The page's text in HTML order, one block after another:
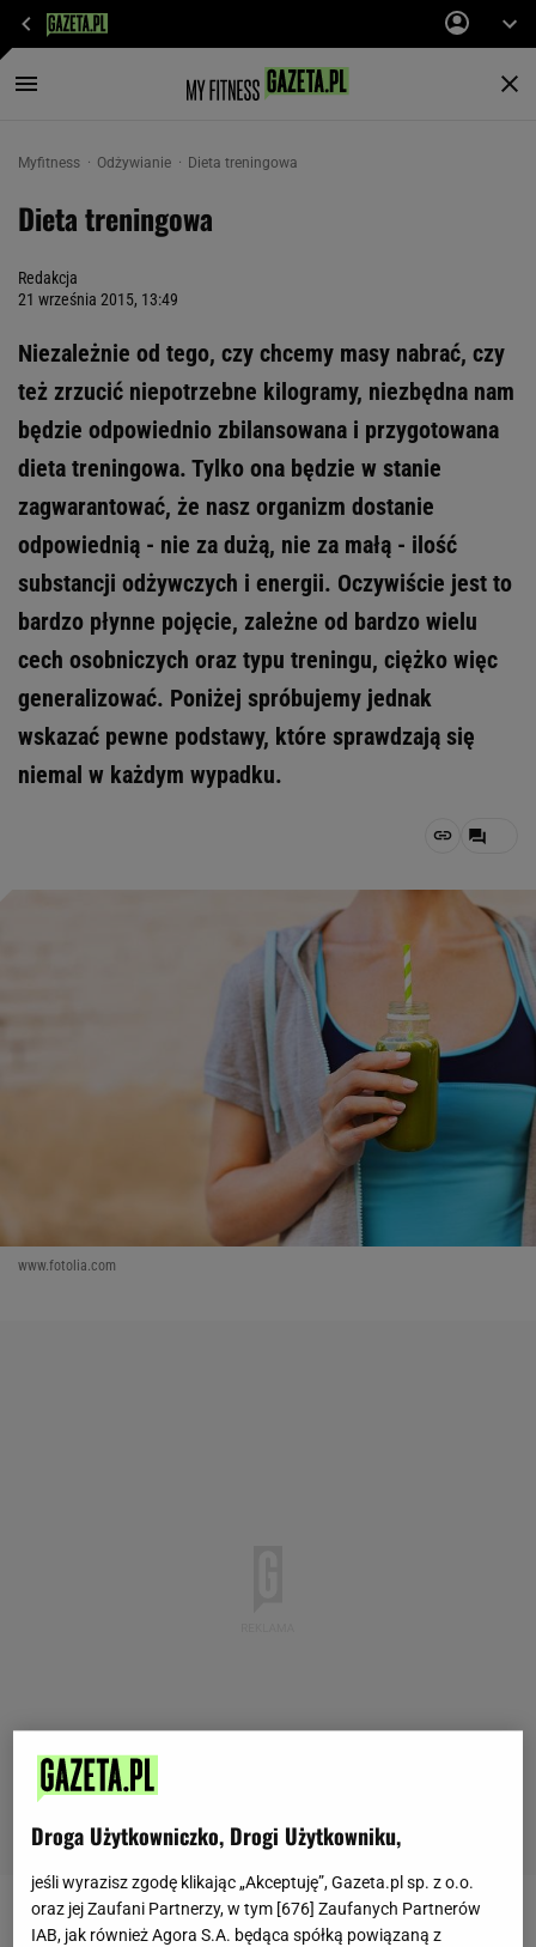
Myfitness Odżywianie Dieta treningowa
Dieta treningowa
Redakcja
21 września 2015, 13:49
Niezależnie od tego, czy chcemy masy nabrać, czy
też zrzucić niepotrzebne kilogramy, niezbędna nam
będzie odpowiednio zbilansowana i przygotowana
dieta treningowa. Tylko ona będzie w stanie
zagwarantować, że nasz organizm dostanie
odpowiednią - nie za dużą, nie za małą - ilość
substancji odżywczych i energii. Oczywiście jest to
bardzo płynne pojęcie, zależne od bardzo wielu
cech osobniczych oraz typu treningu, ciężko więc
generalizować. Poniżej spróbujemy jednak
wskazać pewne podstawy, które sprawdzają się
niemal w każdym wypadku.
www.fotolia.com
Mało ćwiczenia, mało jedzenia
Droga Użytkowniczko, Drogi Użytkowniku,
jeśli wyrazisz zgodę klikając „Akceptuję”, Gazeta.pl sp. z o.o.
oraz jej Zaufani Partnerzy, w tym [676] Zaufanych Partnerów
IAB, jak również Agora S.A. będąca spółką powiązaną z